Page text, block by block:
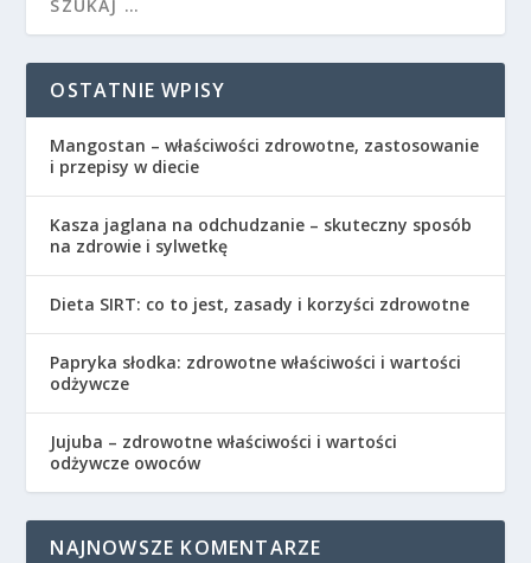
OSTATNIE WPISY
Mangostan – właściwości zdrowotne, zastosowanie
i przepisy w diecie
Kasza jaglana na odchudzanie – skuteczny sposób
na zdrowie i sylwetkę
Dieta SIRT: co to jest, zasady i korzyści zdrowotne
Papryka słodka: zdrowotne właściwości i wartości
odżywcze
Jujuba – zdrowotne właściwości i wartości
odżywcze owoców
NAJNOWSZE KOMENTARZE